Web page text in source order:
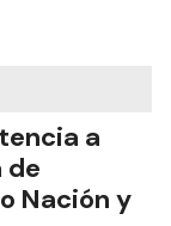
a
Nación y